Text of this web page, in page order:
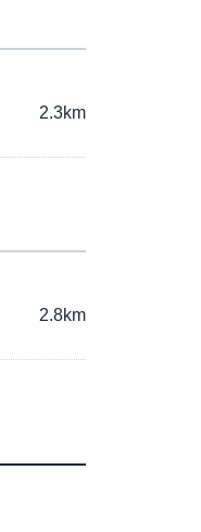
2.3km
2.8km